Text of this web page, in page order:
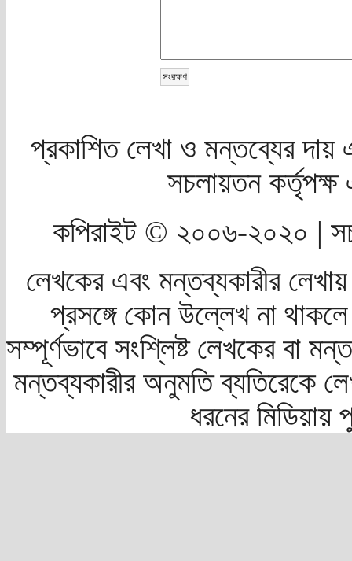
প্রকাশিত লেখা ও মন্তব্যের দায়
সচলায়তন
কপিরাইট © ২০০৬-২০২০ |
লেখকের এবং মন্তব্যকারীর
প্রসঙ্গে কোন উল্লেখ না
সম্পূর্ণভাবে সংশ্লিষ্ট লেখকের বা
মন্তব্যকারীর অনুমতি ব্যতিরেকে
ধরনের মিডিয়ায়